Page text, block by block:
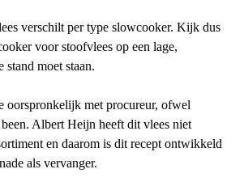
verschilt per type slowcooker. Kijk dus
voor stoofvlees op een lage,
stand moet staan.
oorspronkelijk met procureur, ofwel
Albert Heijn heeft dit vlees niet
en daarom is dit recept ontwikkeld
als vervanger.